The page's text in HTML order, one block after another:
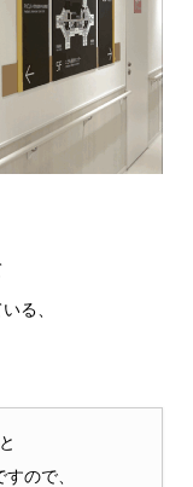
る、
ので、